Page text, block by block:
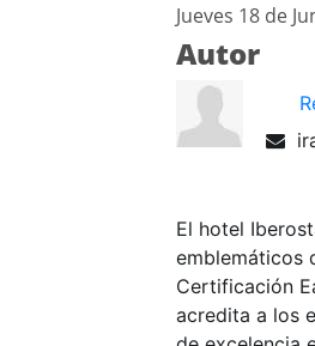
Jueves 18 de
Autor
El hotel
emblemáticos
Certificación
acredita a los